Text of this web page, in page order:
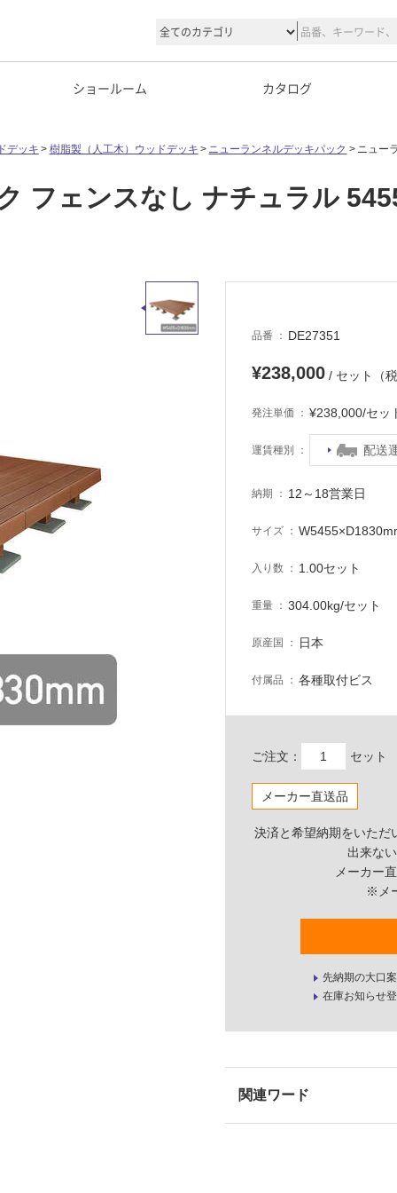
ショールーム カタログ
デッキ 樹脂製（人工木）ウッドデッキ ニューランネルデッキパック ニュー
フェンスなし ナチュラル
品番 DE27351
¥238,000 / セット（
発注単価 ¥238,000/セッ
運賃種別 配送
納期 12～18営業日
サイズ
入り数 1.00セット
重量 304.00kg/セット
原産国 日本
付属品 各種取付ビス
ご注文： セット
メーカー直送品
決済と希望納期をいただ
出来な
メーカー
※メ
先納期の大口
在庫お知らせ